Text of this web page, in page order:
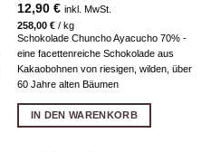
12,90 € inkl. MwSt.
258,00 €/ kg
Schokolade Chuncho Ayacucho 70% -
eine facettenreiche Schokolade aus
Kakaobohnen von riesigen, wilden, über
60 Jahre alten Bäumen
IN DEN WARENKORB